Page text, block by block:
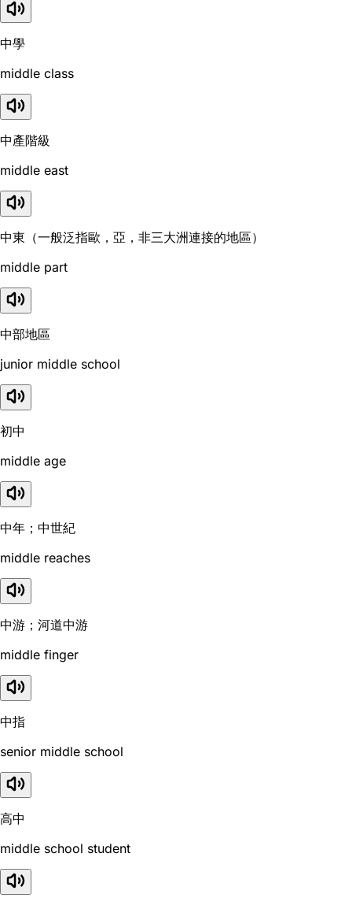
中學
middle class
中產階級
middle east
中東（一般泛指歐，亞，非三大洲連接的地區）
middle part
中部地區
junior middle school
初中
middle age
中年；中世紀
middle reaches
中游；河道中游
middle finger
中指
senior middle school
高中
middle school student